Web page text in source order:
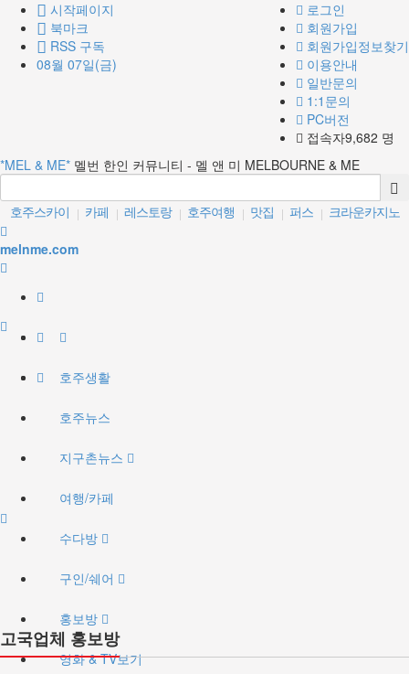
시작페이지
북마크
RSS 구독
08월 07일(금)
로그인
회원가입
회원가입정보찾기
이용안내
일반문의
1:1문의
PC버전
접속자9,682 명
*MEL & ME* 멜번 한인 커뮤니티 - 멜 앤 미 MELBOURNE & ME
호주스카이 | 카페 | 레스토랑 | 호주여행 | 맛집 | 퍼스 | 크라운카지노
melnme.com
호주생활
호주뉴스
지구촌뉴스
여행/카페
수다방
구인/쉐어
홍보방
영화 & TV보기
고국업체 홍보방